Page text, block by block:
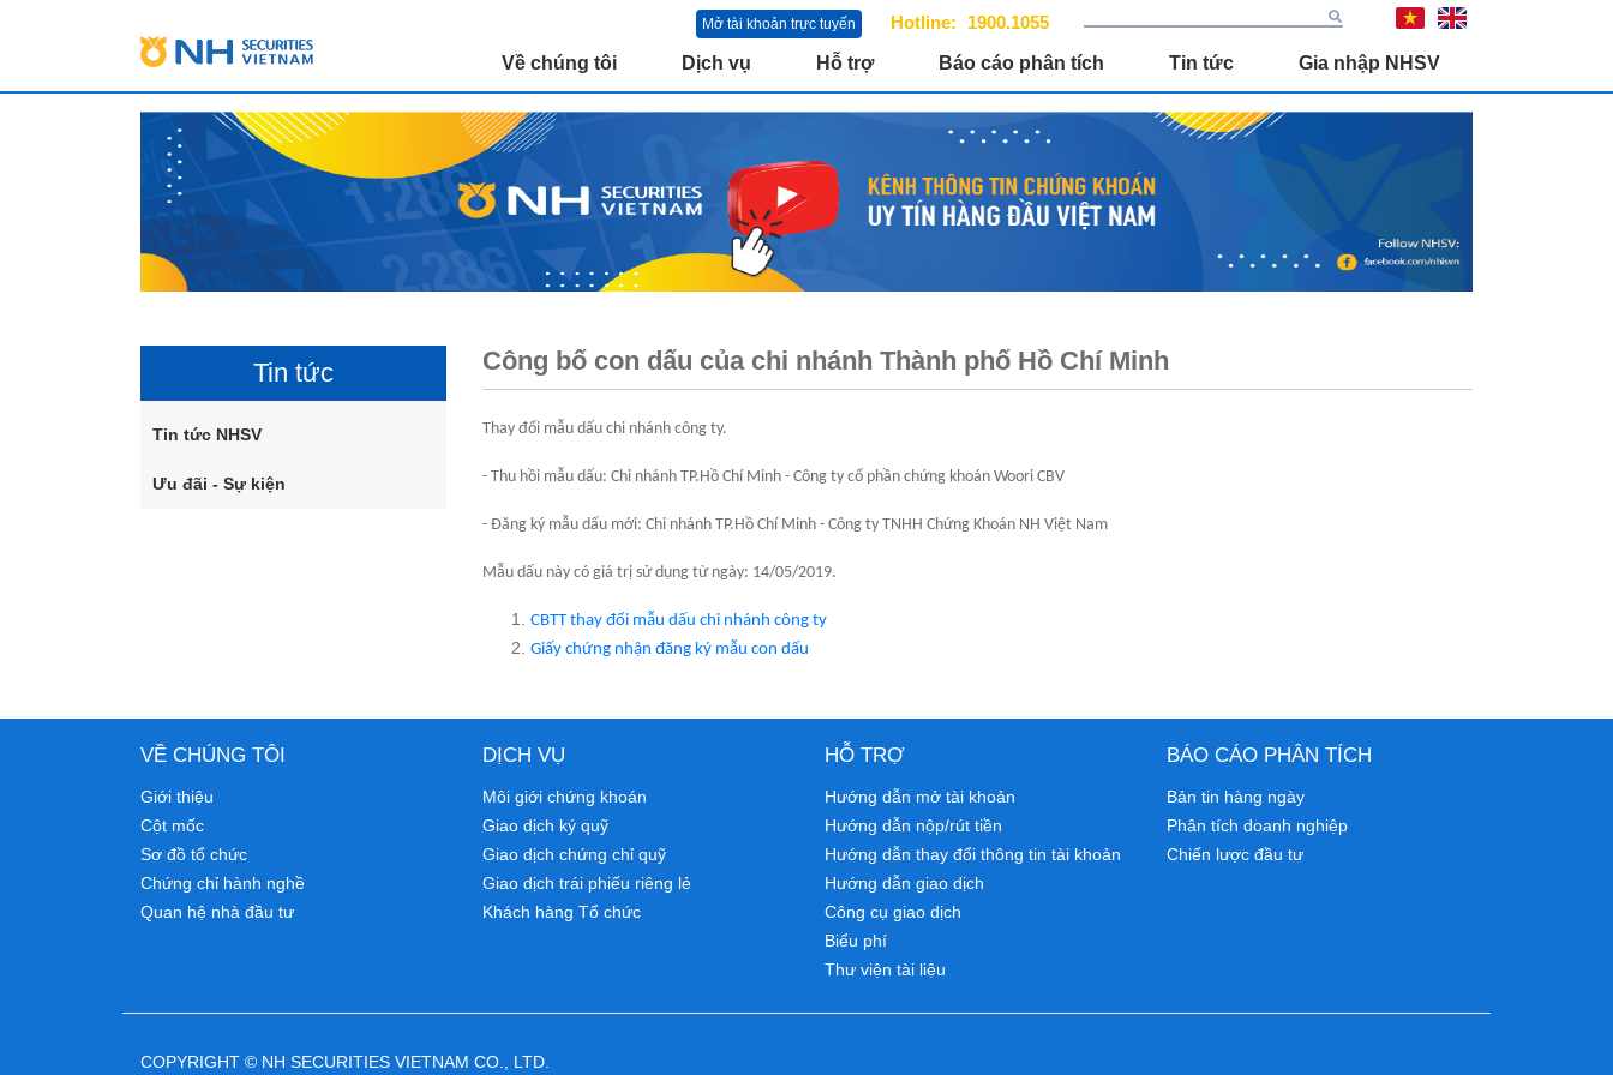
Mở tài khoản trực tuyến Hotline:
1900.1055
Về chúng tôi
Dịch vụ Hỗ trợ Báo cáo phân tích Tin tức Gia nhập NHSV
Tin tức
Tin tức NHSV
Ưu đãi - Sự kiện
Công bố con dấu của chi nhánh Thành phố Hồ Chí Minh
Thay đổi mẫu dấu chi nhánh công ty.
- Thu hồi mẫu dấu: Chi nhánh TP.Hồ Chí Minh - Công ty cổ phần chứng khoán Woori CBV
- Đăng ký mẫu dấu mới: Chi nhánh TP.Hồ Chí Minh - Công ty TNHH Chứng Khoán NH Việt Nam
Mẫu dấu này có giá trị sử dụng từ ngày: 14/05/2019.
CBTT thay đổi mẫu dấu chi nhánh công ty
Giấy chứng nhận đăng ký mẫu con dấu
VỀ CHÚNG TÔI
Giới thiệu
Cột mốc
Sơ đồ tổ chức
Chứng chỉ hành nghề
Quan hệ nhà đầu tư
DỊCH VỤ
Môi giới chứng khoán
Giao dịch ký quỹ
Giao dịch chứng chỉ quỹ
Giao dịch trái phiếu riêng lẻ
Khách hàng Tổ chức
HỖ TRỢ
Hướng dẫn mở tài khoản
Hướng dẫn nộp/rút tiền
Hướng dẫn thay đổi thông tin tài khoản
Hướng dẫn giao dịch
Công cụ giao dịch
Biểu phí
Thư viện tài liệu
BÁO CÁO PHÂN TÍCH
Bản tin hàng ngày
Phân tích doanh nghiệp
Chiến lược đầu tư
COPYRIGHT © NH SECURITIES VIETNAM CO., LTD.